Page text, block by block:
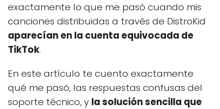
exactamente lo que me pasó cuando mis
canciones distribuidas a través de DistroKid
aparecían en la cuenta equivocada de
TikTok.
En este artículo te cuento exactamente
qué me pasó, las respuestas confusas del
soporte técnico, y la solución sencilla que